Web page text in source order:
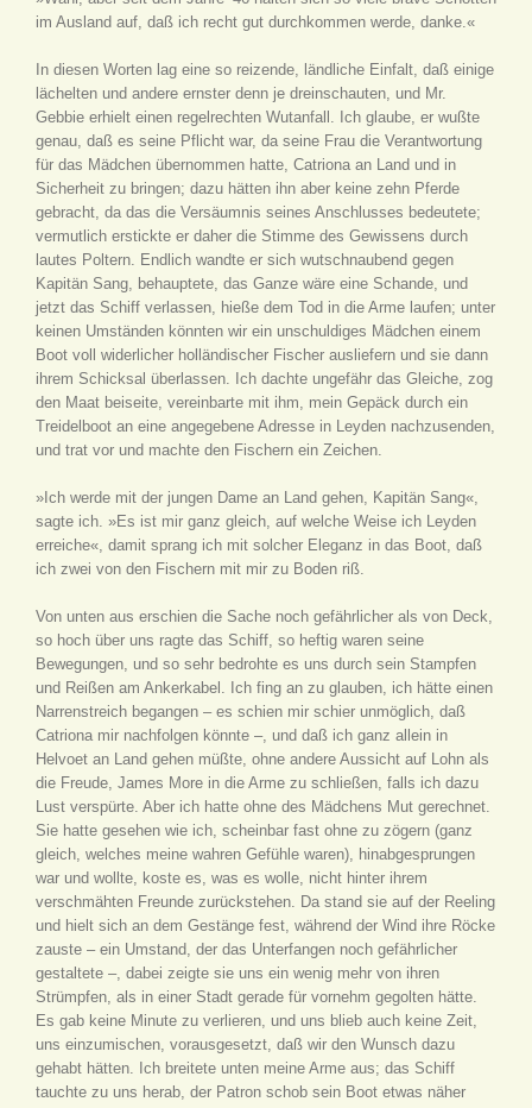
im Ausland auf, daß ich recht gut durchkommen werde, danke.«
In diesen Worten lag eine so reizende, ländliche Einfalt, daß einige
lächelten und andere ernster denn je dreinschauten, und Mr.
Gebbie erhielt einen regelrechten Wutanfall. Ich glaube, er wußte
genau, daß es seine Pflicht war, da seine Frau die Verantwortung
für das Mädchen übernommen hatte, Catriona an Land und in
Sicherheit zu bringen; dazu hätten ihn aber keine zehn Pferde
gebracht, da das die Versäumnis seines Anschlusses bedeutete;
vermutlich erstickte er daher die Stimme des Gewissens durch
lautes Poltern. Endlich wandte er sich wutschnaubend gegen
Kapitän Sang, behauptete, das Ganze wäre eine Schande, und
jetzt das Schiff verlassen, hieße dem Tod in die Arme laufen; unter
keinen Umständen könnten wir ein unschuldiges Mädchen einem
Boot voll widerlicher holländischer Fischer ausliefern und sie dann
ihrem Schicksal überlassen. Ich dachte ungefähr das Gleiche, zog
den Maat beiseite, vereinbarte mit ihm, mein Gepäck durch ein
Treidelboot an eine angegebene Adresse in Leyden nachzusenden,
und trat vor und machte den Fischern ein Zeichen.
»Ich werde mit der jungen Dame an Land gehen, Kapitän Sang«,
sagte ich. »Es ist mir ganz gleich, auf welche Weise ich Leyden
erreiche«, damit sprang ich mit solcher Eleganz in das Boot, daß
ich zwei von den Fischern mit mir zu Boden riß.
Von unten aus erschien die Sache noch gefährlicher als von Deck,
so hoch über uns ragte das Schiff, so heftig waren seine
Bewegungen, und so sehr bedrohte es uns durch sein Stampfen
und Reißen am Ankerkabel. Ich fing an zu glauben, ich hätte einen
Narrenstreich begangen – es schien mir schier unmöglich, daß
Catriona mir nachfolgen könnte –, und daß ich ganz allein in
Helvoet an Land gehen müßte, ohne andere Aussicht auf Lohn als
die Freude, James More in die Arme zu schließen, falls ich dazu
Lust verspürte. Aber ich hatte ohne des Mädchens Mut gerechnet.
Sie hatte gesehen wie ich, scheinbar fast ohne zu zögern (ganz
gleich, welches meine wahren Gefühle waren), hinabgesprungen
war und wollte, koste es, was es wolle, nicht hinter ihrem
verschmähten Freunde zurückstehen. Da stand sie auf der Reeling
und hielt sich an dem Gestänge fest, während der Wind ihre Röcke
zauste – ein Umstand, der das Unterfangen noch gefährlicher
gestaltete –, dabei zeigte sie uns ein wenig mehr von ihren
Strümpfen, als in einer Stadt gerade für vornehm gegolten hätte.
Es gab keine Minute zu verlieren, und uns blieb auch keine Zeit,
uns einzumischen, vorausgesetzt, daß wir den Wunsch dazu
gehabt hätten. Ich breitete unten meine Arme aus; das Schiff
tauchte zu uns herab, der Patron schob sein Boot etwas näher